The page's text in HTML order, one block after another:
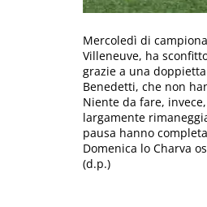
Mercoledì di
Villeneuve, ha
grazie a una
Benedetti, che non
Niente da fare,
largamente
pausa hanno
Domenica lo Charva
(d.p.)